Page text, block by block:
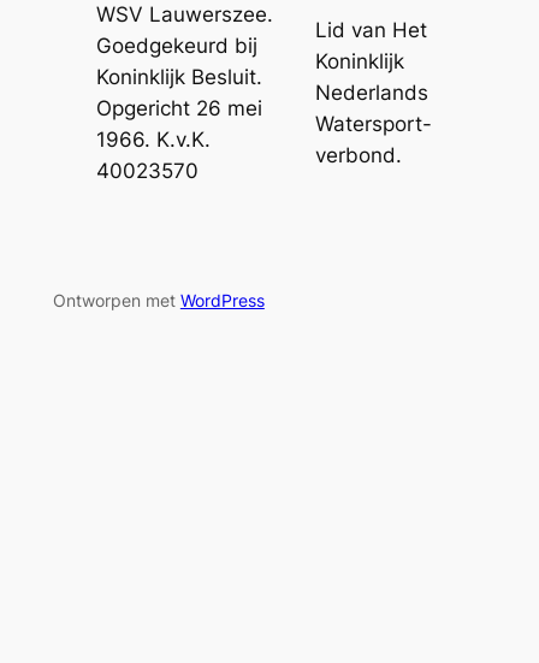
WSV Lauwerszee.
Goedgekeurd bij
Koninklijk Besluit.
Opgericht 26 mei
1966. K.v.K.
40023570
Lid van Het
Koninklijk
Nederlands
Watersport-
verbond.
Ontworpen met WordPress